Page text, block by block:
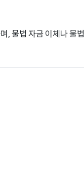
, 불법 자금 이체나 불법